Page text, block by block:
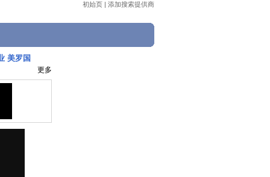
初始页 | 添加搜索提供商
美罗国
更多